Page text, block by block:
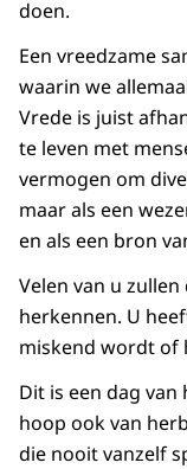
doen.
Een vreedzame
waarin we
Vrede is juist
te leven met
vermogen om
maar als een
en als een bron
Velen van u
herkennen. U
miskend wordt of
Dit is een dag
hoop ook van
die nooit vanzelf